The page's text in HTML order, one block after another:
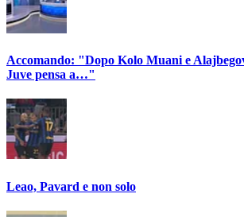
Accomando: "Dopo Kolo Muani e
Juve pensa a…"
Leao, Pavard e non solo